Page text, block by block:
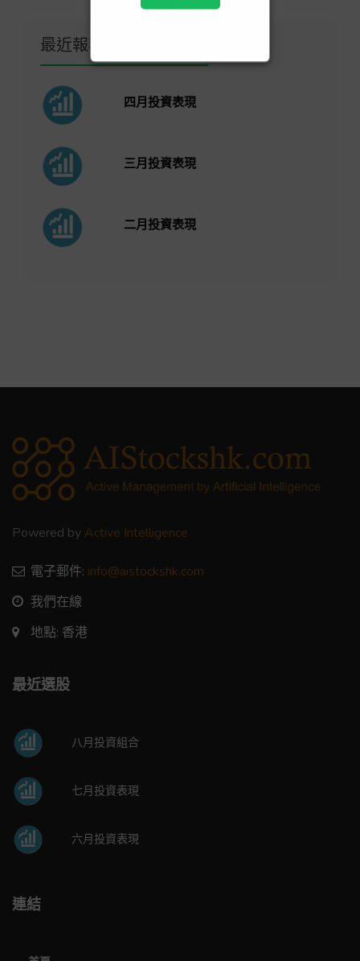
最近報導
四月投資表現
三月投資表現
二月投資表現
Powered by Active Intelligence
電子郵件: info@aistockshk.com
我們在線
地點: 香港
最近選股
八月投資組合
七月投資表現
六月投資表現
連結